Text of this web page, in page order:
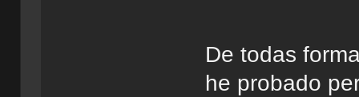
De todas
he probado